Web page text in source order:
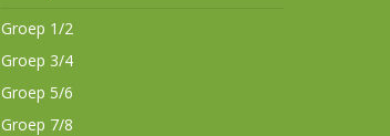
Groep 1/2
Groep 3/4
Groep 5/6
Groep 7/8